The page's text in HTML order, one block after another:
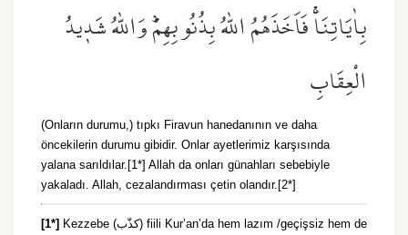
بِاٰيَاتِنَاۚ فَاَخَذَهُمُ اللّٰهُ بِذُنُوبِهِمْۜ وَاللّٰهُ شَد۪يدُ
الْعِقَابِ
(Onların durumu,) tıpkı Firavun hanedanının ve daha
öncekilerin durumu gibidir. Onlar ayetlerimiz karşısında
yalana sarıldılar.[1*] Allah da onları günahları sebebiyle
yakaladı. Allah, cezalandırması çetin olandır.[2*]
[1*] Kezzebe (كذّب) fiili Kur’an’da hem lazım /geçişsiz hem de